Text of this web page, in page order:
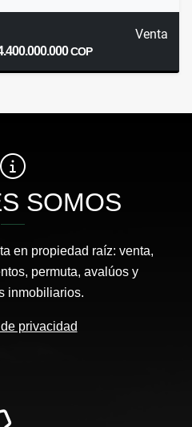
Venta
COP
SOMOS
en propiedad raíz: venta,
permuta, avalúos y
inmobiliarios.
privacidad